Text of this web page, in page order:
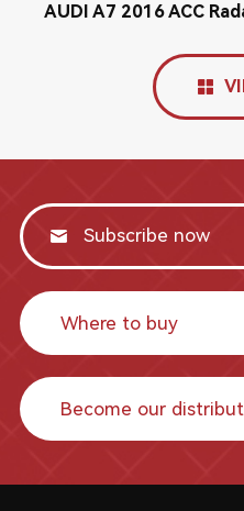
AUDI A7 2016 ACC
Where to buy
Become our